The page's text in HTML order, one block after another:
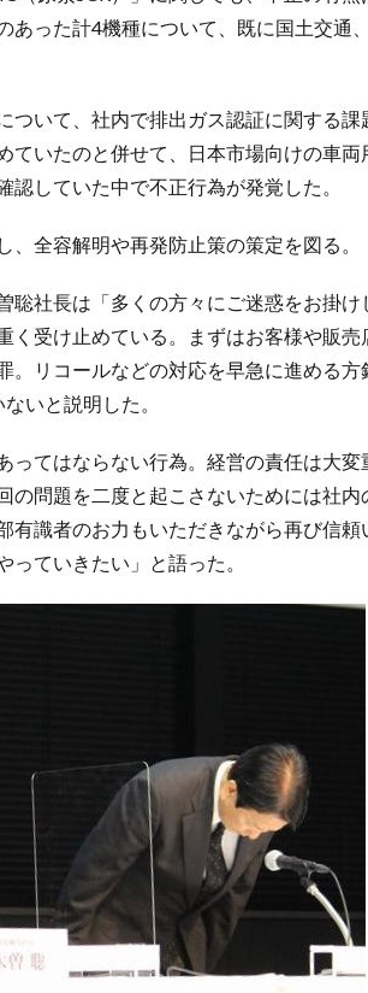
あった計4機種について、既に国土交通
ついて、社内で排出ガス認証に関する課
ていたのと併せて、日本市場向けの車両
していた中で不正行為が発覚した。
全容解明や再発防止策の策定を図る。
社長は「多くの方々にご迷惑をお掛け
く受け止めている。まずはお客様や販売
リコールなどの対応を早急に進める方
いと説明した。
ってはならない行為。経営の責任は大変
の問題を二度と起こさないためには社内
識者のお力もいただきながら再び信頼
ていきたい」と語った。